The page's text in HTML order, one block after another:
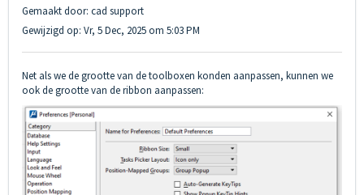
Gemaakt door: cad support
Gewijzigd op: Vr, 5 Dec, 2025 om 5:03 PM
Net als we de grootte van de toolboxen konden aanpassen, kunnen we
ook de grootte van de ribbon aanpassen: